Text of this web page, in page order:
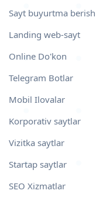
Sayt buyurtma berish
Landing web-sayt
Online Do'kon
Telegram Botlar
Mobil Ilovalar
Korporativ saytlar
Vizitka saytlar
Startap saytlar
SEO Xizmatlar